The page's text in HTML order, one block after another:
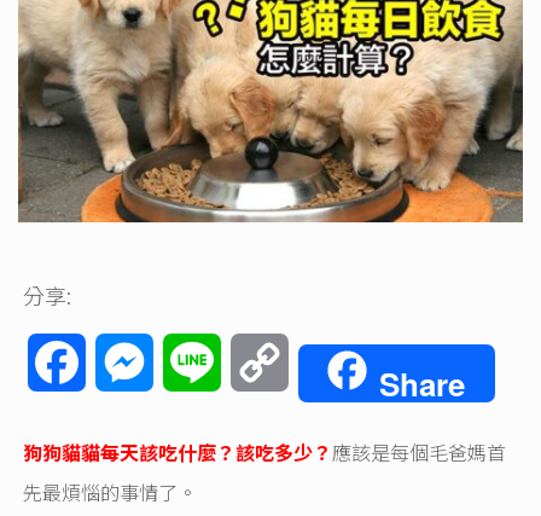
分享:
FacebookMessenger
Line
Copy
Share
狗狗貓貓每天該吃什麼？該吃多少？ 應該是每個毛爸媽首
先最煩惱的事情了。